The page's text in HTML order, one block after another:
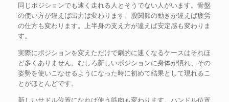
同じポジションでも速く走れる人とそうでない人がいます。骨盤
の使い方が違えば出力は変わります。股関節の動きが違えば疲労
の仕方も変わります。上半身の支え方が違えば安定感も変わりま
す。
実際にポジションを変えただけで劇的に速くなるケースはそれほ
ど多くありません。むしろ新しいポジションに身体が慣れ、その
姿勢を使いこなせるようになった時に初めて結果として現れるこ
とがほとんどです。
新しいサドル位置になれば使う筋肉も変わります。ハンドル位置